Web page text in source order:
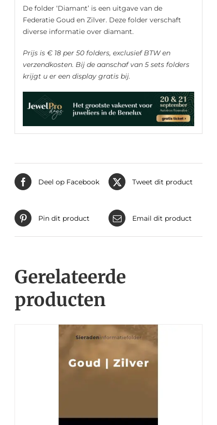
De folder ‘Diamant’ is een uitgave van de
Federatie Goud en Zilver. Deze folder verschaft
diverse informatie over diamant.
Prijs is € 18 per 50 folders, exclusief BTW en
verzendkosten. Bij de aanschaf van 5 sets folders
krijgt u er een display gratis bij.
Deel op Facebook Tweet dit product
Pin dit product Email dit product
Gerelateerde
producten